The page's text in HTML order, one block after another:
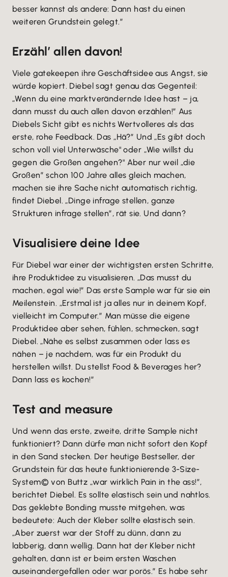
besser kannst als andere: Dann hast du einen
weiteren Grundstein gelegt.”
Erzähl’ allen davon!
Viele gatekeepen ihre Geschäftsidee aus Angst, sie
würde kopiert. Diebel sagt genau das Gegenteil:
„Wenn du eine marktverändernde Idee hast – ja,
dann musst du auch allen davon erzählen!” Aus
Diebels Sicht gibt es nichts Wertvolleres als das
erste, rohe Feedback. Das „Hä?” Und „Es gibt doch
schon voll viel Unterwäsche" oder „Wie willst du
gegen die Großen angehen?" Aber nur weil „die
Großen” schon 100 Jahre alles gleich machen,
machen sie ihre Sache nicht automatisch richtig,
findet Diebel. „Dinge infrage stellen, ganze
Strukturen infrage stellen”, rät sie. Und dann?
Visualisiere deine Idee
Für Diebel war einer der wichtigsten ersten Schritte,
ihre Produktidee zu visualisieren. „Das musst du
machen, egal wie!” Das erste Sample war für sie ein
Meilenstein. „Erstmal ist ja alles nur in deinem Kopf,
vielleicht im Computer.” Man müsse die eigene
Produktidee aber sehen, fühlen, schmecken, sagt
Diebel. „Nähe es selbst zusammen oder lass es
nähen – je nachdem, was für ein Produkt du
herstellen willst. Du stellst Food & Beverages her?
Dann lass es kochen!”
Test and measure
Und wenn das erste, zweite, dritte Sample nicht
funktioniert? Dann dürfe man nicht sofort den Kopf
in den Sand stecken. Der heutige Bestseller, der
Grundstein für das heute funktionierende 3-Size-
System© von Buttz „war wirklich Pain in the ass!”,
berichtet Diebel. Es sollte elastisch sein und nahtlos.
Das geklebte Bonding musste mitgehen, was
bedeutete: Auch der Kleber sollte elastisch sein.
„Aber zuerst war der Stoff zu dünn, dann zu
labberig, dann wellig. Dann hat der Kleber nicht
gehalten, dann ist er beim ersten Waschen
auseinandergefallen oder war porös.” Es habe sehr